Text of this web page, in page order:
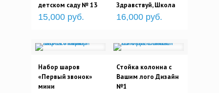
детском саду № 13
15,000 руб.
Здравствуй, Школа
16,000 руб.
Набор шаров
«Первый звонок»
мини
Стойка колонна с
Вашим лого Дизайн
№1